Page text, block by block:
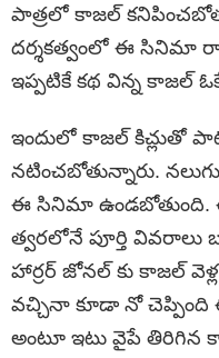
పాత్రలో కాజల్
దర్శకత్వంలో ఈ సినిమా
ఇప్పటికే కథ విన్న కాజల్
ఇందులో కాజల్ కిచ్లుతో
నటించబోతున్నారు.
ఈ సినిమా ఉండబోతుంది.
త్వరలోనే పూర్తి వివరాలు
హార్రర్ జోనల్ కు కాజల్
వచ్చినా కూడా నో
అంటూ ఇటు వైపే